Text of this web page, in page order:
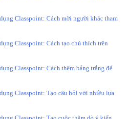
Classpoint: Cách mời người khác tham
Classpoint: Cách tạo chú thích trên
Classpoint: Cách thêm bảng trắng để
Classpoint: Tạo câu hỏi với nhiều lựa